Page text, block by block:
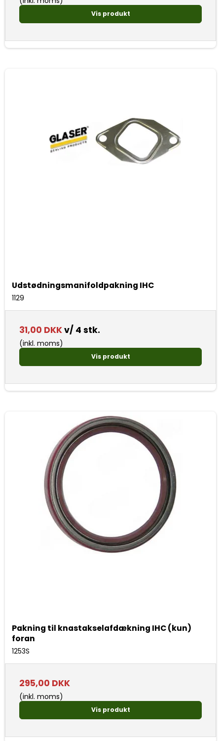
Vis produkt
Udstødningsmanifoldpakning IHC
1129
31,00 DKKv/ 4 stk.
(inkl. moms)
Vis produkt
Pakning til knastakselafdækning IHC (kun)
foran
1253S
295,00 DKK
(inkl. moms)
Vis produkt